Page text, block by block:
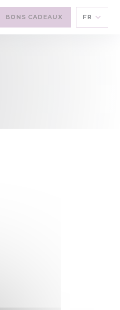
BONS CADEAUX FR